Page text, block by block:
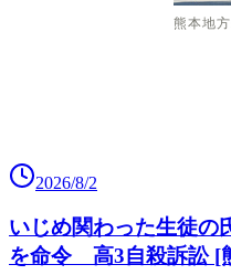
2026/8/2
いじめ関わった生徒の
を命令 高3自殺訴訟 [